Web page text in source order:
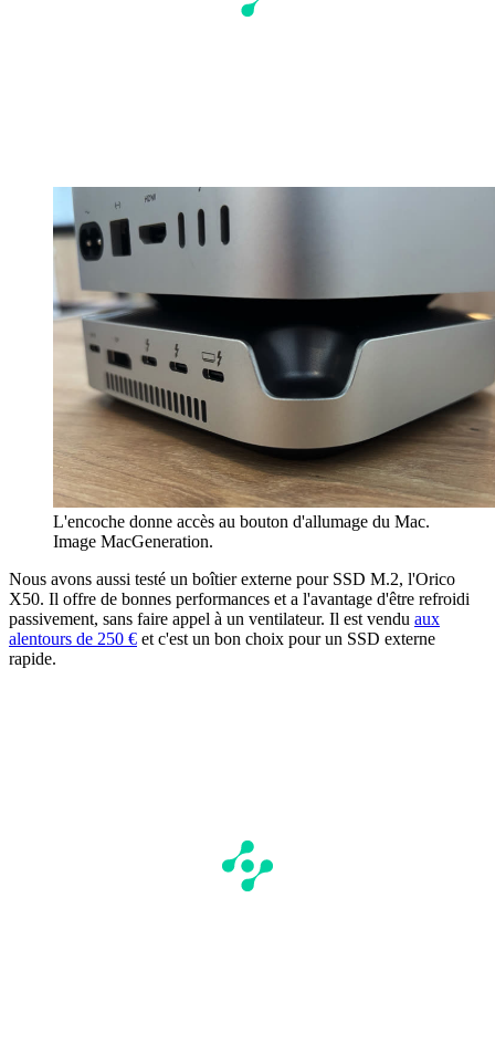
L'encoche donne accès au bouton d'allumage du Mac.
Image MacGeneration.
Nous avons aussi testé un boîtier externe pour SSD M.2, l'Orico
X50. Il offre de bonnes performances et a l'avantage d'être refroidi
passivement, sans faire appel à un ventilateur. Il est vendu aux
alentours de 250 € et c'est un bon choix pour un SSD externe
rapide.